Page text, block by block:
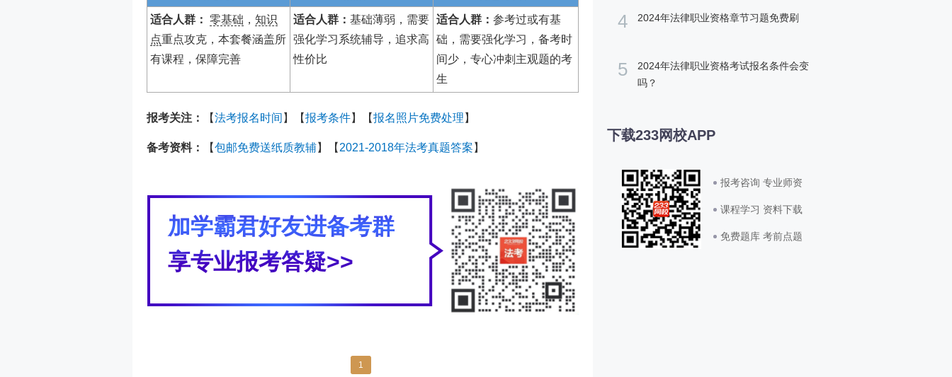
适合人群： 零基础 ， 知识
点重点攻克，本套餐涵盖所
有课程，保障完善
适合人群： 基础薄弱，需要
强化学习系统辅导，追求高
性价比
适合人群： 参考过或有基
础，需要强化学习，备考时
间少，专心冲刺主观题的考
生
报考关注： 【法考报名时间 】【报考条件】【报名照片免费处理 】
备考资料： 【包邮免费送纸质教辅】【 2021-2018年法考真题答案 】
加学霸君好友进备考群
享专业报考答疑>>
1
4 2024年法律职业资格章节习题免费刷
5
2024年法律职业资格考试报名条件会变
吗？
下载233网校APP
报考咨询 专业师资
课程学习 资料下载
免费题库 考前点题